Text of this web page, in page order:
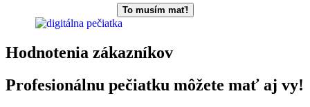
To musím mať!
Hodnotenia zákazníkov
Profesionálnu pečiatku môžete mať aj vy!